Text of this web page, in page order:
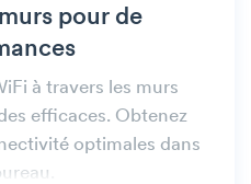
pour de
à travers les murs
efficaces. Obtenez
optimales dans